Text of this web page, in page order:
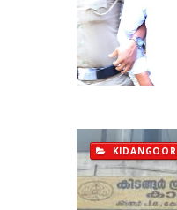
KIDANGOOR